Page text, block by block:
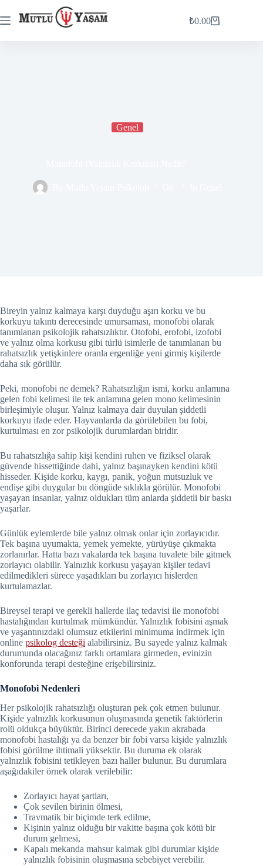
₺0.00
Genel
Bireyin yalnız kalmaya karşı duyduğu aşırı korku ve bu
korkuyu takıntı derecesinde umursaması, monofobi olarak
tanımlanan psikolojik rahatsızlıktır. Otofobi, erofobi, izofobi
ve yalnız olma korkusu gibi türlü isimlerle de tanımlanan bu
rahatsızlık yetişkinlere oranla ergenliğe yeni girmiş kişilerde
daha sık görülür.
Peki, monofobi ne demek? Rahatsızlığın ismi, korku anlamına
gelen fobi kelimesi ile tek anlamına gelen mono kelimesinin
birleşimiyle oluşur. Yalnız kalmaya dair duyulan şiddetli
korkuyu ifade eder. Hayvanlarda da görülebilen bu fobi,
kurtulması en zor psikolojik durumlardan biridir.
Bu rahatsızlığa sahip kişi kendini ruhen ve fiziksel olarak
güvende hissettiğinde dahi, yalnız başınayken kendini kötü
hisseder. Kişide korku, kaygı, panik, yoğun mutsuzluk ve
endişe gibi duygular bu döngüde sıklıkla görülür. Monofobi
yaşayan insanlar, yalnız oldukları tüm anlarda şiddetli bir baskı
yaşarlar.
Günlük eylemlerde bile yalnız olmak onlar için zorlayıcıdır.
Tek başına uyumakta, yemek yemekte, yürüyüşe çıkmakta
zorlanırlar. Hatta bazı vakalarda tek başına tuvalete bile gitmek
zorlayıcı olabilir. Yalnızlık korkusu yaşayan kişiler tedavi
edilmedikleri sürece yaşadıkları bu zorlayıcı hislerden
kurtulamazlar.
Bireysel terapi ve gerekli hallerde ilaç tedavisi ile monofobi
hastalığından kurtulmak mümkündür. Yalnızlık fobisini aşmak
ve yaşantınızdaki olumsuz etkilerini minimuma indirmek için
online psikolog desteği alabilirsiniz. Bu sayede yalnız kalmak
durumunda olacağınız farklı ortamlara girmeden, evinizin
konforunda terapi desteğine erişebilirsiniz.
Monofobi Nedenleri
Her psikolojik rahatsızlığı oluşturan pek çok etmen bulunur.
Kişide yalnızlık korkusunun oluşmasında genetik faktörlerin
rolü oldukça büyüktür. Birinci derecede yakın akrabada
monofobi hastalığı ya da benzer bir fobi varsa kişide yalnızlık
fobisi görülme ihtimali yüksektir. Bu duruma ek olarak
yalnızlık fobisini tetikleyen bazı haller bulunur. Bu durumlara
aşağıdakiler örnek olarak verilebilir:
Zorlayıcı hayat şartları,
Çok sevilen birinin ölmesi,
Travmatik bir biçimde terk edilme,
Kişinin yalnız olduğu bir vakitte başına çok kötü bir
durum gelmesi,
Kapalı mekanda mahsur kalmak gibi durumlar kişide
yalnızlık fobisinin oluşmasına sebebiyet verebilir.